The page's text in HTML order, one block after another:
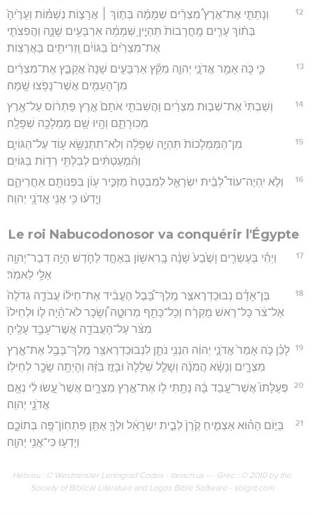
12
וְנָתַתִּ֣י אֶת־אֶרֶץ֩ מִצְרַ֨יִם שְׁמָמָ֜ה בְּת֣וֹךְ ׀ אֲרָצ֣וֹת נְשַׁמּ֗וֹת וְעָרֶ֙יהָ֙
בְּת֨וֹךְ עָרִ֤ים מָֽחֳרָבוֹת֙ תִּֽהְיֶ֣יןָ שְׁמָמָ֔ה אַרְבָּעִ֖ים שָׁנָ֑ה וַהֲפִצֹתִ֤י
אֶת־מִצְרַ֙יִם֙ בַּגּוֹיִ֔ם וְֽזֵרִיתִ֖ים בָּאֲרָצֽוֹת׃
13
כִּ֛י כֹּ֥ה אָמַ֖ר אֲדֹנָ֣י יְהוִ֑ה מִקֵּ֞ץ אַרְבָּעִ֤ים שָׁנָה֙ אֲקַבֵּ֣ץ אֶת־מִצְרַ֔יִם
מִן־הָעַמִּ֖ים אֲשֶׁר־נָפֹ֥צוּ שָֽׁמָּה׃
14
וְשַׁבְתִּי֙ אֶת־שְׁב֣וּת מִצְרַ֔יִם וַהֲשִׁבֹתִ֤י אֹתָם֙ אֶ֣רֶץ פַּתְר֔וֹס עַל־אֶ֖רֶץ
מְכֽוּרָתָ֑ם וְהָ֥יוּ שָׁ֖ם מַמְלָכָ֥ה שְׁפָלָֽה׃
15
מִן־הַמַּמְלָכוֹת֙ תִּהְיֶ֣ה שְׁפָלָ֔ה וְלֹֽא־תִתְנַשֵּׂ֥א ע֖וֹד עַל־הַגּוֹיִ֑ם
וְהִ֨מְעַטְתִּ֔ים לְבִלְתִּ֖י רְד֥וֹת בַּגּוֹיִֽם׃
16
וְלֹ֣א יִֽהְיֶה־עוֹד֩ לְבֵ֨ית יִשְׂרָאֵ֤ל לְמִבְטָח֙ מַזְכִּ֣יר עָוֺ֔ן בִּפְנוֹתָ֖ם אַחֲרֵיהֶ֑ם
וְיָ֣דְע֔וּ כִּ֥י אֲנִ֖י אֲדֹנָ֥י יְהוִֽה׃
Le roi Nabucodonosor va conquérir l'Égypte
17
וַיְהִ֗י בְּעֶשְׂרִ֤ים וָשֶׁ֙בַע֙ שָׁנָ֔ה בָּֽרִאשׁ֖וֹן בְּאֶחָ֣ד לַחֹ֑דֶשׁ הָיָ֥ה דְבַר־יְהוָ֖ה
אֵלַ֥י לֵאמֹֽר׃
18
בֶּן־אָדָ֗ם נְבוּכַדְרֶאצַּ֣ר מֶֽלֶךְ־בָּ֠בֶל הֶעֱבִ֨יד אֶת־חֵיל֜וֹ עֲבֹדָ֤ה גְדֹלָה֙
אֶל־צֹ֔ר כָּל־רֹ֣אשׁ מֻקְרָ֔ח וְכָל־כָּתֵ֖ף מְרוּטָ֑ה וְ֠שָׂכָר לֹא־הָ֨יָה ל֤וֹ וּלְחֵילוֹ֙
מִצֹּ֔ר עַל־הָעֲבֹדָ֖ה אֲשֶׁר־עָבַ֥ד עָלֶֽיהָ׃
19
לָכֵ֗ן כֹּ֤ה אָמַר֙ אֲדֹנָ֣י יְהוִ֔ה הִנְנִ֥י נֹתֵ֛ן לִנְבוּכַדְרֶאצַּ֥ר מֶֽלֶךְ־בָּבֶ֖ל אֶת־אֶ֣רֶץ
מִצְרָ֑יִם וְנָשָׂ֨א הֲמֹנָ֜הּ וְשָׁלַ֤ל שְׁלָלָהּ֙ וּבָזַ֣ז בִּזָּ֔הּ וְהָיְתָ֥ה שָׂכָ֖ר לְחֵילֽוֹ׃
20
פְּעֻלָּתוֹ֙ אֲשֶׁר־עָ֣בַד בָּ֔הּ נָתַ֥תִּי ל֖וֹ אֶת־אֶ֣רֶץ מִצְרָ֑יִם אֲשֶׁר֙ עָ֣שׂוּ לִ֔י נְאֻ֖ם
אֲדֹנָ֥י יְהוִֽה׃
21
בַּיּ֣וֹם הַה֗וּא אַצְמִ֤יחַ קֶ֙רֶן֙ לְבֵ֣ית יִשְׂרָאֵ֔ל וּלְךָ֛ אֶתֵּ֥ן פִּתְחֽוֹן־פֶּ֖ה בְּתוֹכָ֑ם
וְיָדְע֖וּ כִּי־אֲנִ֥י יְהוָֽה׃
Hébreu : © Westminster Leningrad Codex - tanach.us --- Grec : © 2010 by the
Society of Biblical Literature and Logos Bible Software - sblgnt.com